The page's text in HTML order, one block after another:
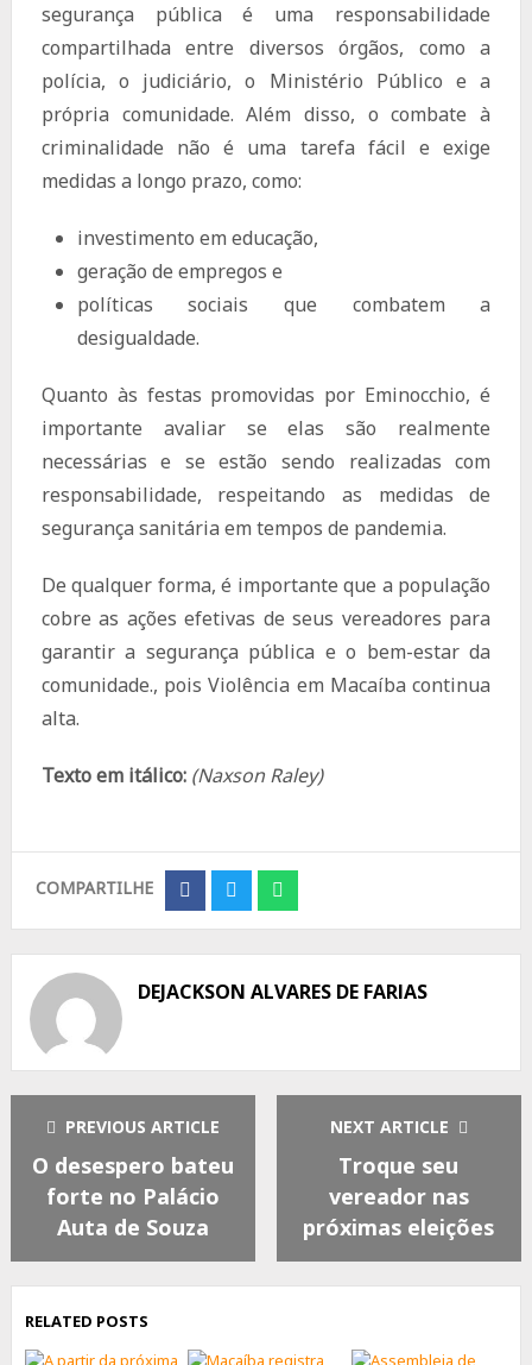
segurança pública é uma responsabilidade
compartilhada entre diversos órgãos, como a
polícia, o judiciário, o Ministério Público e a
própria comunidade. Além disso, o combate à
criminalidade não é uma tarefa fácil e exige
medidas a longo prazo, como:
investimento em educação,
geração de empregos e
políticas sociais que combatem a
desigualdade.
Quanto às festas promovidas por Eminocchio, é
importante avaliar se elas são realmente
necessárias e se estão sendo realizadas com
responsabilidade, respeitando as medidas de
segurança sanitária em tempos de pandemia.
De qualquer forma, é importante que a população
cobre as ações efetivas de seus vereadores para
garantir a segurança pública e o bem-estar da
comunidade., pois Violência em Macaíba continua
alta.
Texto em itálico: (Naxson Raley)
COMPARTILHE
Share
Facebook
Share
TwitterWhatsapp
DEJACKSON ALVARES DE FARIAS
PREVIOUS ARTICLE
O desespero bateu
forte no Palácio
Auta de Souza
NEXT ARTICLE
Troque seu
vereador nas
próximas eleições
RELATED POSTS